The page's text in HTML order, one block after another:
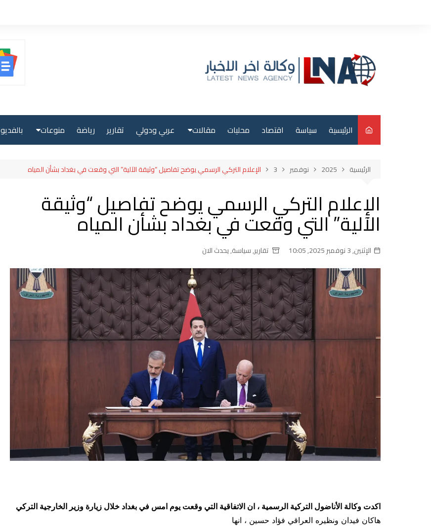
الرئيسية سياسة اقتصاد محليات مقالات
عربية
دولية
عربي ودولي تقارير رياضة منوعات
علوم وتكنولوجيا
سياحة
بالفديو
الرئيسية 2025 نوفمبر 3 الإعلام التركي الرسمي يوضح تفاصيل “وثيقة الآلية” التي وقعت في بغداد بشأن المياه
الإعلام التركي الرسمي يوضح تفاصيل “وثيقة
الآلية” التي وقعت في بغداد بشأن المياه
الإثنين, 3 نوفمبر 2025, 10:05 تقارير,سياسة,يحدث الان
اكدت وكالة الأناضول التركية الرسمية ، ان الاتفاقية التي وقعت يوم امس في بغداد خلال زيارة وزير الخارجية التركي
هاكان فيدان ونظيره العراقي فؤاد حسين ، انها